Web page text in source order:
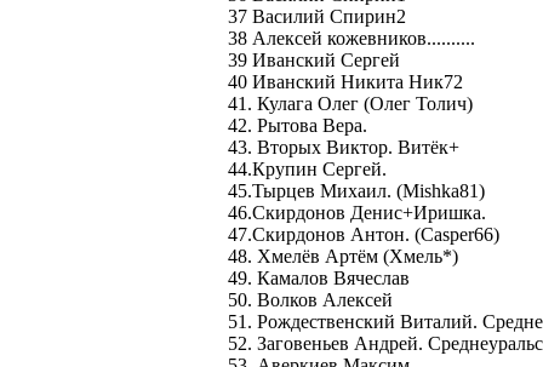
37 Василий Спирин2
38 Алексей кожевников..........
39 Иванский Сергей
40 Иванский Никита Ник72
41. Кулага Олег (Олег Толич)
42. Рытова Вера.
43. Вторых Виктор. Витёк+
44.Крупин Сергей.
45.Тырцев Михаил. (Mishka81)
46.Скирдонов Денис+Иришка.
47.Скирдонов Антон. (Сasper66)
48. Хмелёв Артём (Хмель*)
49. Камалов Вячеслав
50. Волков Алексей
51. Рождественский Виталий.
52. Заговеньев Андрей.